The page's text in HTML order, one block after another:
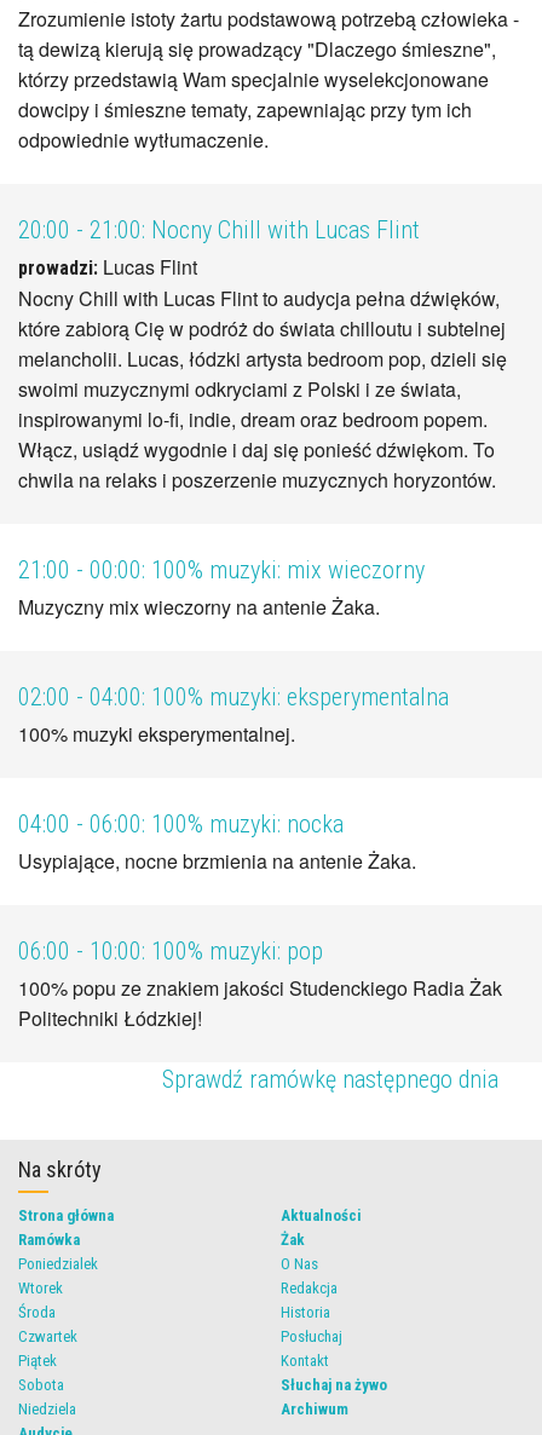
Zrozumienie istoty żartu podstawową potrzebą człowieka -
tą dewizą kierują się prowadzący "Dlaczego śmieszne",
którzy przedstawią Wam specjalnie wyselekcjonowane
dowcipy i śmieszne tematy, zapewniając przy tym ich
odpowiednie wytłumaczenie.
20:00 - 21:00: Nocny Chill with Lucas Flint
prowadzi: Lucas Flint
Nocny Chill with Lucas Flint to audycja pełna dźwięków,
które zabiorą Cię w podróż do świata chilloutu i subtelnej
melancholii. Lucas, łódzki artysta bedroom pop, dzieli się
swoimi muzycznymi odkryciami z Polski i ze świata,
inspirowanymi lo-fi, indie, dream oraz bedroom popem.
Włącz, usiądź wygodnie i daj się ponieść dźwiękom. To
chwila na relaks i poszerzenie muzycznych horyzontów.
21:00 - 00:00: 100% muzyki: mix wieczorny
Muzyczny mix wieczorny na antenie Żaka.
02:00 - 04:00: 100% muzyki: eksperymentalna
100% muzyki eksperymentalnej.
04:00 - 06:00: 100% muzyki: nocka
Usypiające, nocne brzmienia na antenie Żaka.
06:00 - 10:00: 100% muzyki: pop
100% popu ze znakiem jakości Studenckiego Radia Żak
Politechniki Łódzkiej!
Sprawdź ramówkę następnego dnia
Na skróty
Strona główna
Ramówka
Poniedzialek
Wtorek
Środa
Czwartek
Piątek
Sobota
Niedziela
Aktualności
Żak
O Nas
Redakcja
Historia
Posłuchaj
Kontakt
Słuchaj na żywo
Archiwum